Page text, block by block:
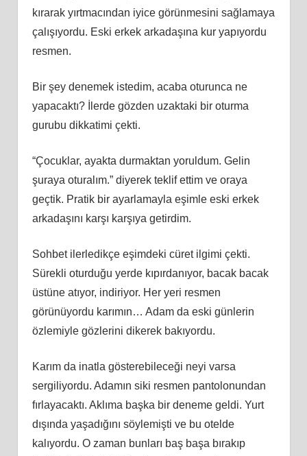
kırarak yırtmacından iyice görünmesini sağlamaya
çalışıyordu. Eski erkek arkadaşına kur yapıyordu
resmen.
Bir şey denemek istedim, acaba oturunca ne
yapacaktı? İlerde gözden uzaktaki bir oturma
gurubu dikkatimi çekti.
“Çocuklar, ayakta durmaktan yoruldum. Gelin
şuraya oturalım.” diyerek teklif ettim ve oraya
geçtik. Pratik bir ayarlamayla eşimle eski erkek
arkadaşını karşı karşıya getirdim.
Sohbet ilerledikçe eşimdeki cüret ilgimi çekti.
Sürekli oturduğu yerde kıpırdanıyor, bacak bacak
üstüne atıyor, indiriyor. Her yeri resmen
görünüyordu karımın… Adam da eski günlerin
özlemiyle gözlerini dikerek bakıyordu.
Karım da inatla gösterebileceği neyi varsa
sergiliyordu. Adamın siki resmen pantolonundan
fırlayacaktı. Aklıma başka bir deneme geldi. Yurt
dışında yaşadığını söylemişti ve bu otelde
kalıyordu. O zaman bunları baş başa bırakıp